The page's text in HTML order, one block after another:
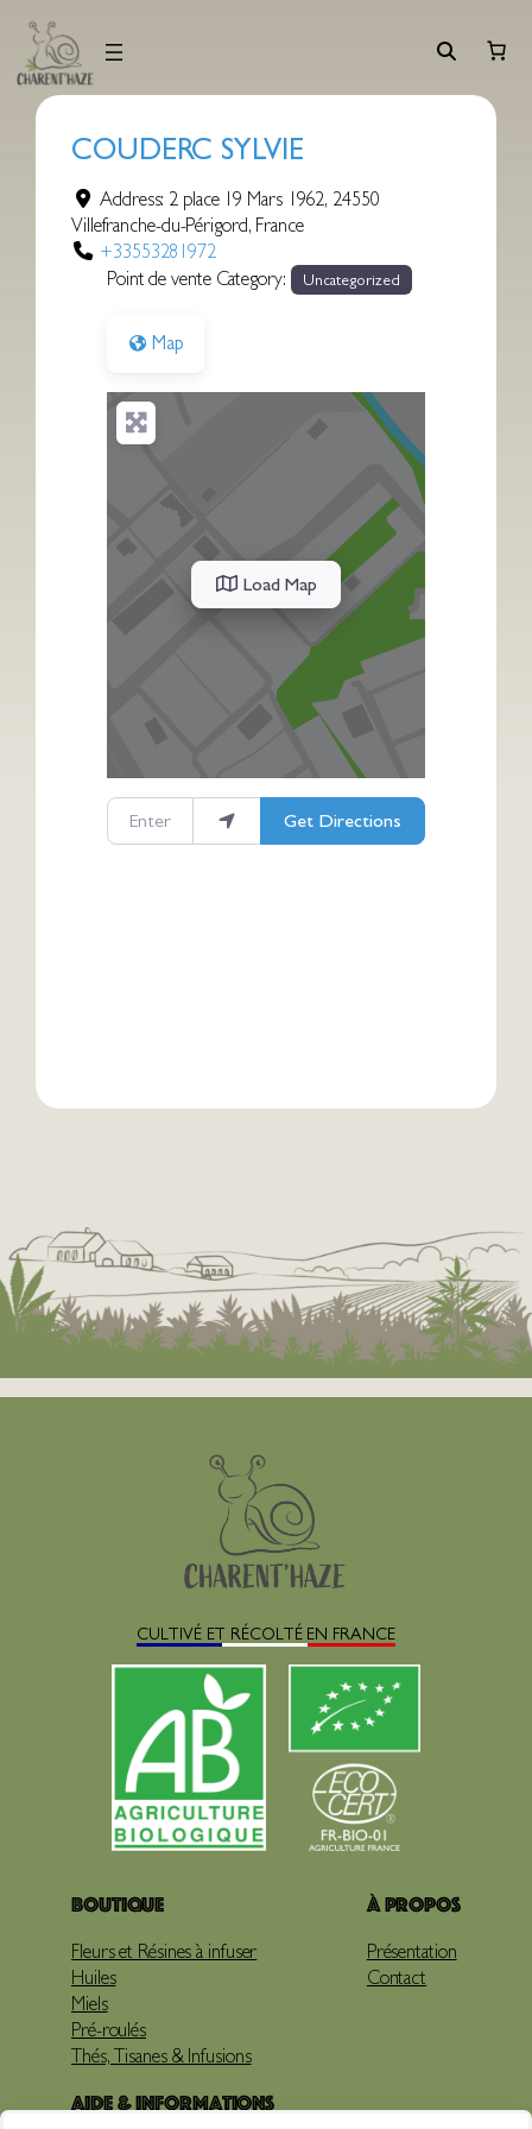
contenu
COUDERC SYLVIE
Address: 2 place 19 Mars 1962, 24550
Villefranche-du-Périgord, France
+33553281972
Point de vente Category:
Uncategorized
Map
Load Map
Enter your location
Get Directions
CULTIVÉ ET RÉCOLTÉ EN FRANCE
Boutique
Fleurs et Résines à infuser
Huiles
Miels
Pré-roulés
Thés, Tisanes & Infusions
À propos
Présentation
Contact
Aide & Informations